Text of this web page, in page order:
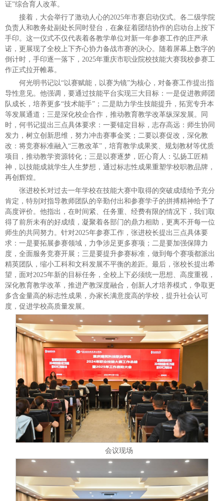
证”综合育人改革。
接着，大会举行了激动人心的2025年市赛启动仪式。各二级学院
负责人和教务处副处长同时登台，在象征着团结协作的启动台上按下
手印。这一仪式不仅代表着各教学单位对新一年参赛工作的庄严承
诺，更展现了全校上下齐心协力备战市赛的决心。随着屏幕上数字的
倒计时，手印逐一落下，2025年重庆市职业院校技能大赛我校参赛工
作正式拉开帷幕。
何光明书记以“以赛赋能，以赛为镜”为核心，对备赛工作提出指
导性意见。他强调，要通过技能平台实现三大目标：一是促进教师团
队成长，培养更多“技术能手”；二是助力学生技能提升，拓宽专升本
等发展通道；三是深化校企合作，推动教育教学改革纵深发展。同
时，何书记提出三点具体要求：一要锚定目标，志存高远：师生协同
发力，树立创新思维，努力冲击赛事金奖；二要以赛促改，深化教
改：将竞赛标准融入“三教改革”，培育教学成果奖、规划教材等优质
项目，推动教学资源转化；三是以赛逐梦，匠心育人：弘扬工匠精
神，以技能成就学生人生梦想，通过标志性成果重塑学校职教品牌，
再创辉煌。
张进校长对过去一年学校在技能大赛中取得的突破成绩给予充分
肯定，特别对指导教师团队的辛勤付出和参赛学子的拼搏精神给予了
高度评价。他指出，在时间紧、任务重、经费有限的情况下，我们取
得了前所未有的好成绩，凝聚着各部门的鼎力相助，更离不开每一位
师生的共同努力。针对2025年参赛工作，张进校长提出三点具体要
求：一是要拓展参赛领域，力争涉足更多赛项；二是要加强保障力
度，全面服务竞赛开展；三是要提升参赛标准，做到每个赛项都派出
精英团队，缩小工科和文科发展不平衡的差距。最后，张校长提出希
望，面对2025年新的目标任务，全校上下必须统一思想、高度重视，
深化教育教学改革，推进产教深度融合，创新人才培养模式，争取更
多含金量高的标志性成果，办家长满意度高的学校，提升社会认可
度，促进学校高质量发展。
会议现场